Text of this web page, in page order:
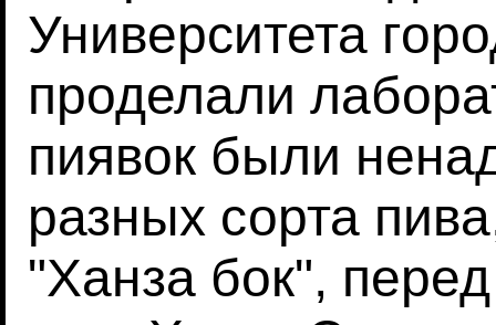
Университета
проделали
пиявок были
разных сорта
"Ханза бок",